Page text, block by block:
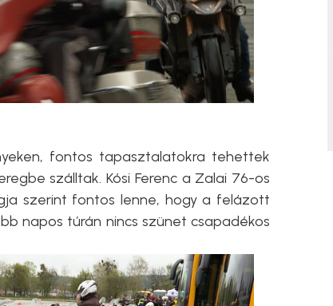
fontos tapasztalatokra tehettek
szálltak. Kósi Ferenc a Zalai 76-os
szerint fontos lenne, hogy a felázott
napos túrán nincs szünet csapadékos